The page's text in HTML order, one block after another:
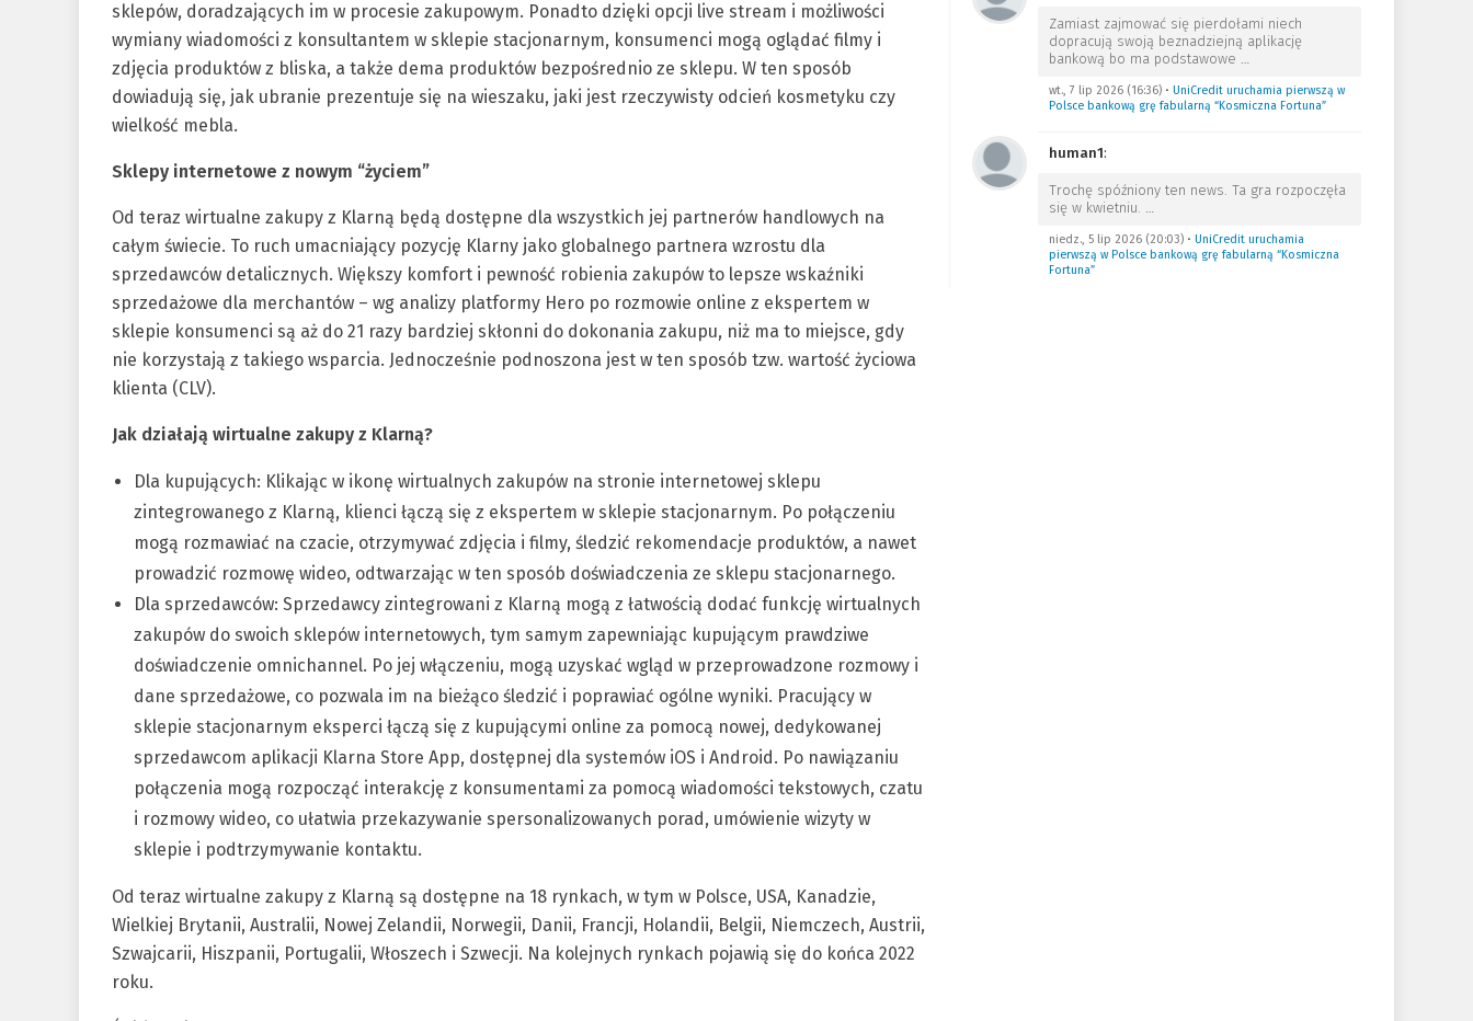
sklepów, doradzających im w procesie zakupowym. Ponadto dzięki opcji live stream i możliwości
wymiany wiadomości z konsultantem w sklepie stacjonarnym, konsumenci mogą oglądać filmy i
zdjęcia produktów z bliska, a także dema produktów bezpośrednio ze sklepu. W ten sposób
dowiadują się, jak ubranie prezentuje się na wieszaku, jaki jest rzeczywisty odcień kosmetyku czy
wielkość mebla.
Sklepy internetowe z nowym “życiem”
Od teraz wirtualne zakupy z Klarną będą dostępne dla wszystkich jej partnerów handlowych na
całym świecie. To ruch umacniający pozycję Klarny jako globalnego partnera wzrostu dla
sprzedawców detalicznych. Większy komfort i pewność robienia zakupów to lepsze wskaźniki
sprzedażowe dla merchantów – wg analizy platformy Hero po rozmowie online z ekspertem w
sklepie konsumenci są aż do 21 razy bardziej skłonni do dokonania zakupu, niż ma to miejsce, gdy
nie korzystają z takiego wsparcia. Jednocześnie podnoszona jest w ten sposób tzw. wartość życiowa
klienta (CLV).
Jak działają wirtualne zakupy z Klarną?
Dla kupujących: Klikając w ikonę wirtualnych zakupów na stronie internetowej sklepu
zintegrowanego z Klarną, klienci łączą się z ekspertem w sklepie stacjonarnym. Po połączeniu
mogą rozmawiać na czacie, otrzymywać zdjęcia i filmy, śledzić rekomendacje produktów, a nawet
prowadzić rozmowę wideo, odtwarzając w ten sposób doświadczenia ze sklepu stacjonarnego.
Dla sprzedawców: Sprzedawcy zintegrowani z Klarną mogą z łatwością dodać funkcję wirtualnych
zakupów do swoich sklepów internetowych, tym samym zapewniając kupującym prawdziwe
doświadczenie omnichannel. Po jej włączeniu, mogą uzyskać wgląd w przeprowadzone rozmowy i
dane sprzedażowe, co pozwala im na bieżąco śledzić i poprawiać ogólne wyniki. Pracujący w
sklepie stacjonarnym eksperci łączą się z kupującymi online za pomocą nowej, dedykowanej
sprzedawcom aplikacji Klarna Store App, dostępnej dla systemów iOS i Android. Po nawiązaniu
połączenia mogą rozpocząć interakcję z konsumentami za pomocą wiadomości tekstowych, czatu
i rozmowy wideo, co ułatwia przekazywanie spersonalizowanych porad, umówienie wizyty w
sklepie i podtrzymywanie kontaktu.
Od teraz wirtualne zakupy z Klarną są dostępne na 18 rynkach, w tym w Polsce, USA, Kanadzie,
Wielkiej Brytanii, Australii, Nowej Zelandii, Norwegii, Danii, Francji, Holandii, Belgii, Niemczech, Austrii,
Szwajcarii, Hiszpanii, Portugalii, Włoszech i Szwecji. Na kolejnych rynkach pojawią się do końca 2022
roku.
Zamiast zajmować się pierdołami niech
dopracują swoją beznadziejną aplikację
bankową bo ma podstawowe …
wt., 7 lip 2026 (16:36)• UniCredit uruchamia pierwszą w
Polsce bankową grę fabularną “Kosmiczna Fortuna”
human1:
Trochę spóźniony ten news. Ta gra rozpoczęła
się w kwietniu. …
niedz., 5 lip 2026 (20:03)• UniCredit uruchamia
pierwszą w Polsce bankową grę fabularną “Kosmiczna
Fortuna”